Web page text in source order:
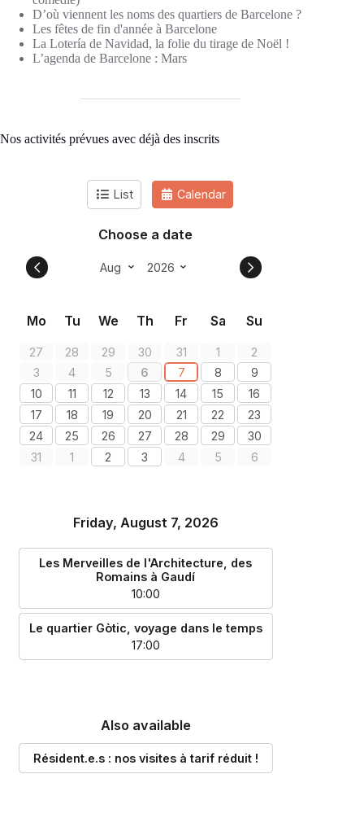
D’où viennent les noms des quartiers de Barcelone ?
Les fêtes de fin d'année à Barcelone
La Lotería de Navidad, la folie du tirage de Noël !
L’agenda de Barcelone : Mars
Nos activités prévues avec déjà des inscrits